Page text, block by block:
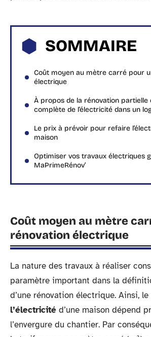
SOMMAIRE
Coût moyen au mètre carré pour
électrique
À propos de la rénovation partielle
complète de l’électricité dans un
Le prix à prévoir pour refaire
maison
Optimiser vos travaux électriques
MaPrimeRénov’
Coût moyen au mètre
rénovation électrique
La nature des travaux à réaliser
paramètre important dans la
d’une rénovation électrique. Ainsi,
l’électricité d’une maison dépend
l’envergure du chantier. Par